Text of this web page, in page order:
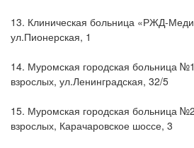
13. Клиническая больница «РЖД-
ул.Пионерская, 1
14. Муромская городская больница
взрослых, ул.Ленинградская, 32/5
15. Муромская городская больница
взрослых, Карачаровское шоссе, 3